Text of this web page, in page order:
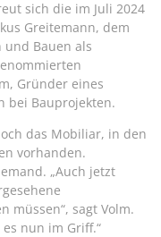
sich die im Juli 2024
Greitemann, dem
Bauen als
Gründer eines
bei Bauprojekten.
das Mobiliar, in den
vorhanden.
„Auch jetzt
müssen“, sagt Volm.
nun im Griff.“